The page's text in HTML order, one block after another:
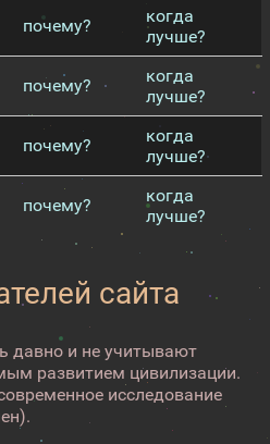
почему?
когда
лучше?
почему?
когда
лучше?
почему?
когда
лучше?
почему?
когда
лучше?
сайта
давно и не учитывают
развитием цивилизации.
исследование